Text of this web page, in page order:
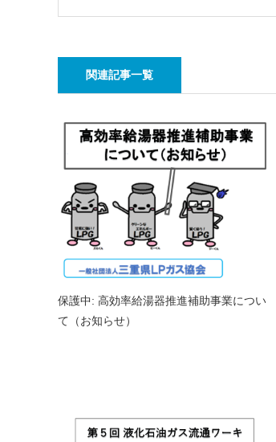
関連記事一覧
保護中: 高効率給湯器推進補助事業につい
て（お知らせ）